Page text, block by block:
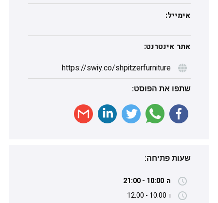
שתפו את הפוסט:
אימייל:
אתר אינטרנט:
https://swiy.co/shpitzerfurniture
שעות פתיחה:
ה 10:00 - 21:00
ו 10:00 - 12:00